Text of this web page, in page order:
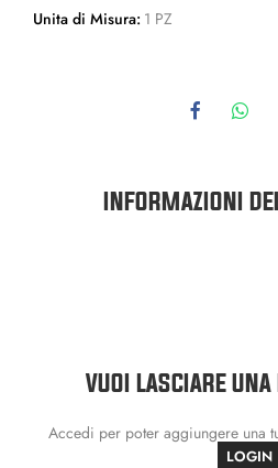
Unita di Misura: 1 PZ
INFORMAZIONI
VUOI LASCIARE
Accedi per poter aggiungere una
LOGIN